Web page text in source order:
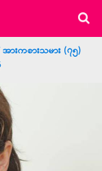
ားကစားသမား (၇၅)